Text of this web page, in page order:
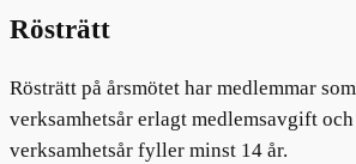
Rösträtt
Rösträtt på årsmötet har medlemmar
verksamhetsår erlagt medlemsavgift
verksamhetsår fyller minst 14 år.